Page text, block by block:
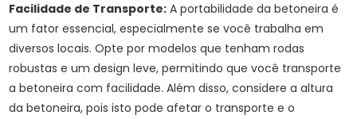
Facilidade de Transporte: A portabilidade da betoneira é
um fator essencial, especialmente se você trabalha em
diversos locais. Opte por modelos que tenham rodas
robustas e um design leve, permitindo que você transporte
a betoneira com facilidade. Além disso, considere a altura
da betoneira, pois isto pode afetar o transporte e o